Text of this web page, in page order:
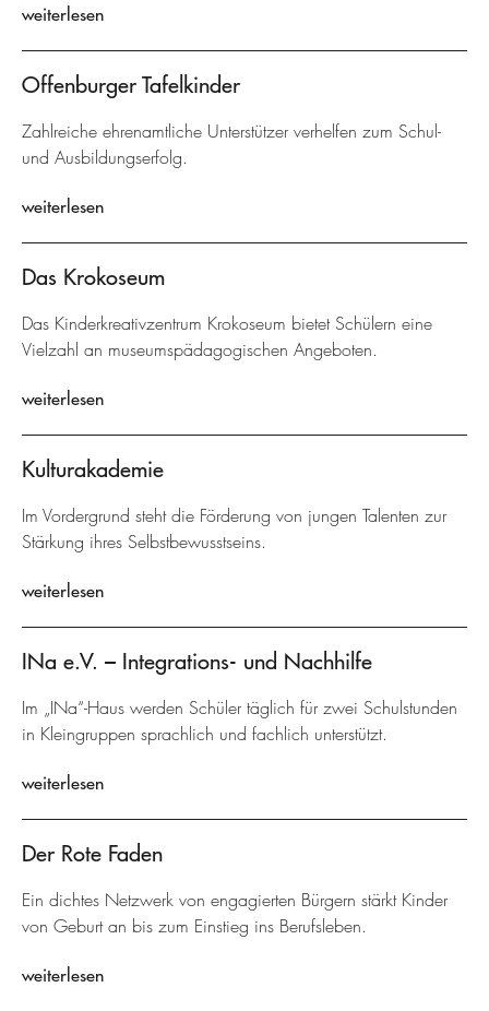
weiterlesen
Offenburger Tafelkinder
Zahlreiche ehrenamtliche Unterstützer verhelfen zum Schul-
und Ausbildungserfolg.
weiterlesen
Das Krokoseum
Das Kinderkreativzentrum Krokoseum bietet Schülern eine
Vielzahl an museumspädagogischen Angeboten.
weiterlesen
Kulturakademie
Im Vordergrund steht die Förderung von jungen Talenten zur
Stärkung ihres Selbstbewusstseins.
weiterlesen
INa e.V. – Integrations- und Nachhilfe
Im „INa“-Haus werden Schüler täglich für zwei Schulstunden
in Kleingruppen sprachlich und fachlich unterstützt.
weiterlesen
Der Rote Faden
Ein dichtes Netzwerk von engagierten Bürgern stärkt Kinder
von Geburt an bis zum Einstieg ins Berufsleben.
weiterlesen